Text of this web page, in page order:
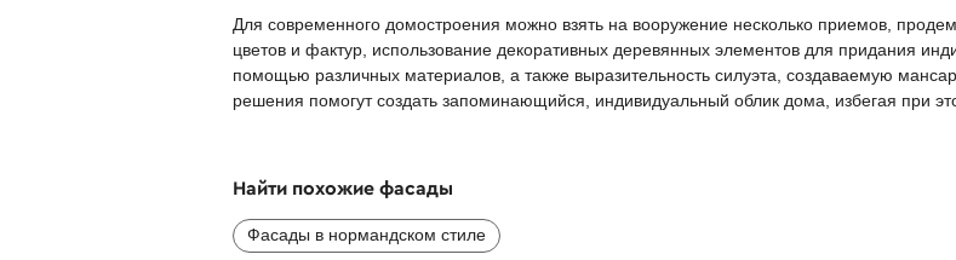
Для современного домостроения можно взять на вооружение несколько приемов,
цветов и фактур, использование декоративных деревянных элементов для придания
помощью различных материалов, а также выразительность силуэта, создаваемую
решения помогут создать запоминающийся, индивидуальный облик дома, избегая при
Найти похожие фасады
Фасады в нормандском стиле